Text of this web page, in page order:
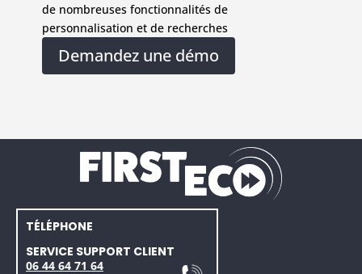
de nombreuses fonctionnalités de
personnalisation et de recherches
Demandez une démo
TÉLÉPHONE
SERVICE SUPPORT CLIENT
06 44 64 71 64